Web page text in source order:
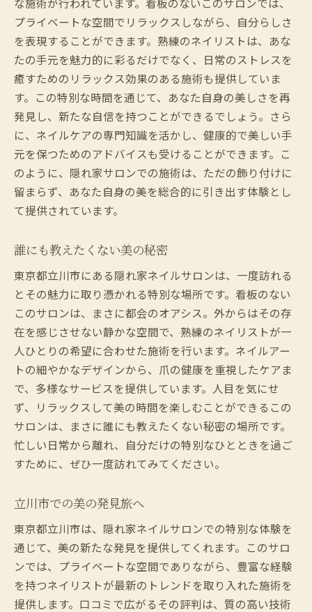
プライベートな空間でリラックスしながら、自分らしさ
を表現することができます。熟練のネイリストは、あな
たの手元を魅力的に彩るだけでなく、日常のストレスを
癒すためのリラックス効果のある施術も提供していま
す。この特別な時間を通じて、あなた自身の美しさを再
発見し、新たな自信を持つことができるでしょう。さら
に、ネイルケアの専門知識を活かし、健康的で美しい手
元を保つためのアドバイスも受けることができます。こ
のように、隠れ家サロンでの施術は、ただの飾り付けに
留まらず、あなた自身の美を総合的に引き出す体験とし
て提供されています。
誰にも教えたくない美の秘密
東京都立川市にある隠れ家ネイルサロンは、一度訪れる
とその魅力に取り憑かれる特別な場所です。看板のない
このサロンは、まさに都会のオアシス。外からはその存
在を感じさせない静かな空間で、熟練のネイリストが一
人ひとりの希望に合わせた施術を行います。ネイルアー
トの細やかなデザインから、爪の健康を重視したケアま
で、多様なサービスを提供しています。人目を気にせ
ず、リラックスして美の時間を楽しむことができるこの
サロンは、まさに誰にも教えたくない秘密の場所です。
忙しい日常から離れ、自分だけの特別なひとときを過ご
すために、ぜひ一度訪れてみてください。
立川市での美の発見旅へ
東京都立川市は、隠れ家ネイルサロンでの特別な体験を
通じて、美の新たな発見を提供してくれます。このサロ
ンでは、プライベートな空間でありながら、豊富な経験
を持つネイリストが最新のトレンドを取り入れた施術を
提供します。口コミで広がるその評判は、質の高い技術